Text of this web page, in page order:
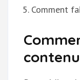
Comment